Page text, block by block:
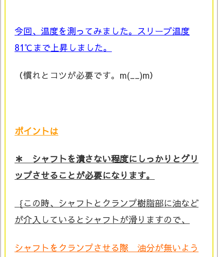
今回、温度を測ってみました。スリーブ温度
81℃まで上昇しました。
（慣れとコツが必要です。m(__)m）
ポイントは
＊ シャフトを潰さない程度にしっかりとグリ
ップさせることが必要になります。
｛この時、シャフトとクランプ樹脂部に油など
が介入しているとシャフトが滑りますので、
シャフトをクランプさせる際 油分が無いよう